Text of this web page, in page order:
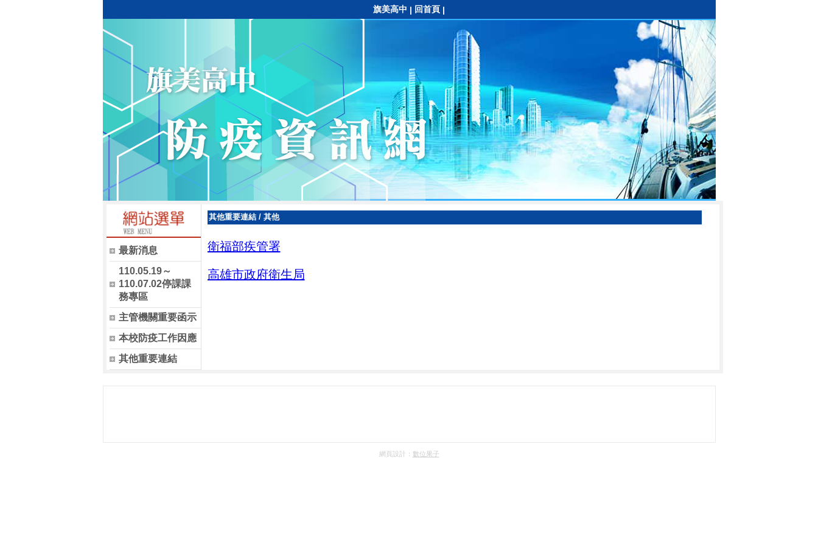
旗美高中 | 回首頁 |
最新消息
110.05.19～
110.07.02停課課
務專區
主管機關重要函示
本校防疫工作因應
其他重要連結
其他重要連結/ 其他
衛福部疾管署
高雄市政府衛生局
網頁設計： 數位果子